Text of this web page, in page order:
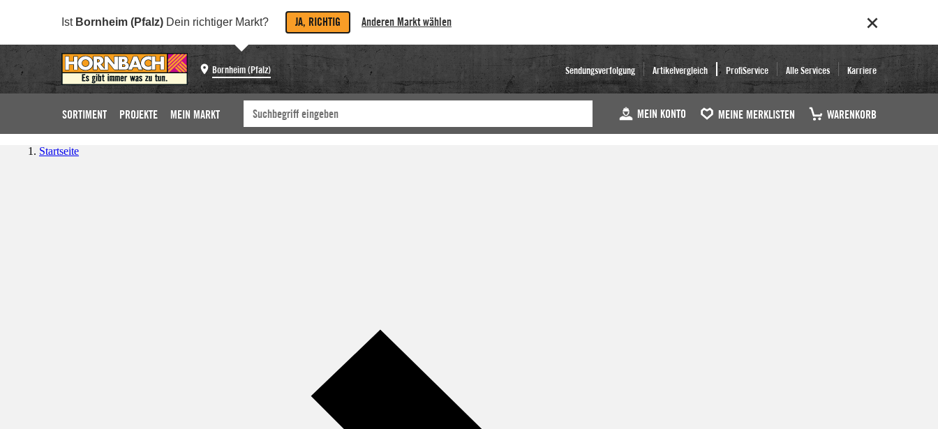
Ist Bornheim (Pfalz) Dein richtiger Markt? JA, RICHTIG Anderen Markt wählen
Bornheim (Pfalz) Sendungsverfolgung Artikelvergleich ProfiService Alle Services Karriere
SORTIMENT PROJEKTE MEIN MARKT MEIN KONTO MEINE MERKLISTEN WARENKORB
Startseite